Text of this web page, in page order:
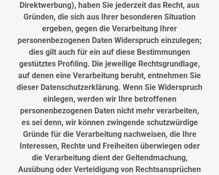
Direktwerbung), haben Sie jederzeit das Recht, aus
Gründen, die sich aus Ihrer besonderen Situation
ergeben, gegen die Verarbeitung Ihrer
personenbezogenen Daten Widerspruch einzulegen;
dies gilt auch für ein auf diese Bestimmungen
gestütztes Profiling. Die jeweilige Rechtsgrundlage,
auf denen eine Verarbeitung beruht, entnehmen Sie
dieser Datenschutzerklärung. Wenn Sie Widerspruch
einlegen, werden wir Ihre betroffenen
personenbezogenen Daten nicht mehr verarbeiten,
es sei denn, wir können zwingende schutzwürdige
Gründe für die Verarbeitung nachweisen, die Ihre
Interessen, Rechte und Freiheiten überwiegen oder
die Verarbeitung dient der Geltendmachung,
Ausübung oder Verteidigung von Rechtsansprüchen